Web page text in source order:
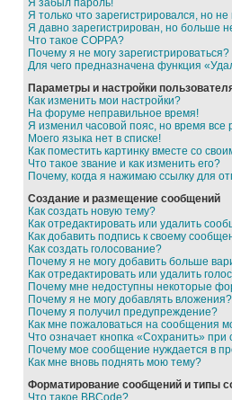
Я забыл пароль!
Я только что зарегистрировался, но не
Я давно зарегистрирован, но больше
Что такое COPPA?
Почему я не могу зарегистрироваться?
Для чего предназначена функция
Параметры и настройки
Как изменить мои настройки?
На форуме неправильное время!
Я изменил часовой пояс, но время все
Моего языка нет в списке!
Как поместить картинку вместе со
Что такое звание и как изменить его?
Почему, когда я нажимаю ссылку для
Создание и размещение сообщений
Как создать новую тему?
Как отредактировать или удалить
Как добавить подпись к своему
Как создать голосование?
Почему я не могу добавить больше
Как отредактировать или удалить
Почему мне недоступны некоторые
Почему я не могу добавлять вложения?
Почему я получил предупреждение?
Как мне пожаловаться на сообщения
Что означает кнопка «Сохранить»
Почему мое сообщение нуждается в
Как мне вновь поднять мою тему?
Форматирование сообщений и типы
Что такое BBCode?